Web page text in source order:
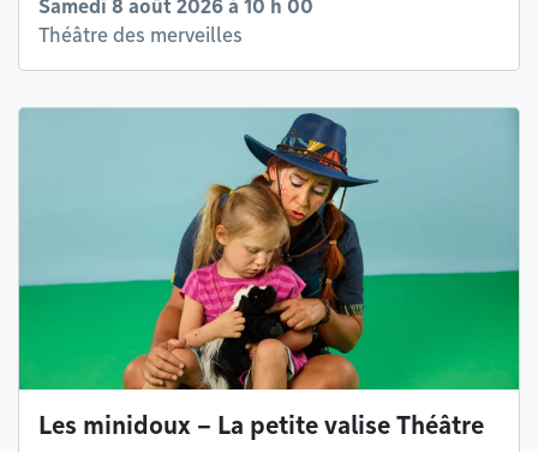
Samedi 8 août 2026 à 10 h 00
Théâtre des merveilles
Les minidoux – La petite valise Théâtre